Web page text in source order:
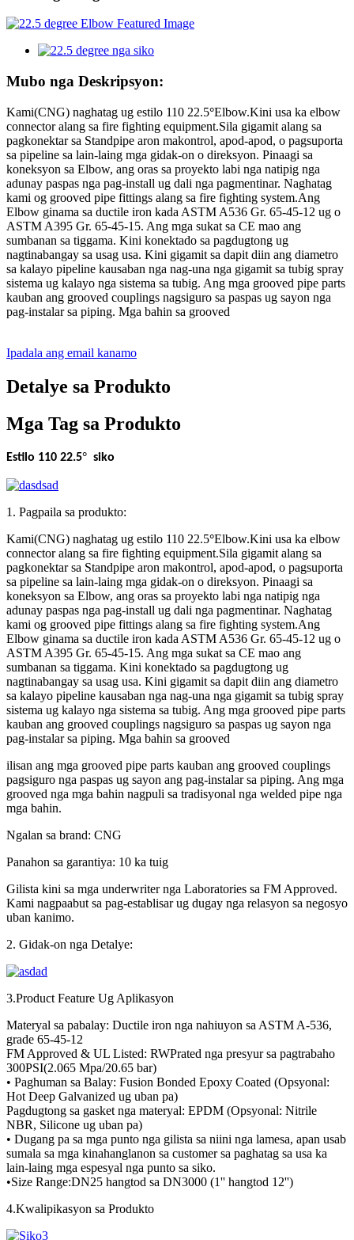
Mubo nga Deskripsyon:
Kami(CNG) naghatag ug estilo 110 22.5°Elbow.Kini usa ka elbow
connector alang sa fire fighting equipment.Sila gigamit alang sa
pagkonektar sa Standpipe aron makontrol, apod-apod, o pagsuporta
sa pipeline sa lain-laing mga gidak-on o direksyon. Pinaagi sa
koneksyon sa Elbow, ang oras sa proyekto labi nga natipig nga
adunay paspas nga pag-install ug dali nga pagmentinar. Naghatag
kami og grooved pipe fittings alang sa fire fighting system.Ang
Elbow ginama sa ductile iron kada ASTM A536 Gr. 65-45-12 ug o
ASTM A395 Gr. 65-45-15. Ang mga sukat sa CE mao ang
sumbanan sa tiggama. Kini konektado sa pagdugtong ug
nagtinabangay sa usag usa. Kini gigamit sa dapit diin ang diametro
sa kalayo pipeline kausaban nga nag-una nga gigamit sa tubig spray
sistema ug kalayo nga sistema sa tubig. Ang mga grooved pipe parts
kauban ang grooved couplings nagsiguro sa paspas ug sayon ​​nga
pag-instalar sa piping. Mga bahin sa grooved
Ipadala ang email kanamo
Detalye sa Produkto
Mga Tag sa Produkto
Estilo 110 22.5° siko
1. Pagpaila sa produkto:
Kami(CNG) naghatag ug estilo 110 22.5°Elbow.Kini usa ka elbow
connector alang sa fire fighting equipment.Sila gigamit alang sa
pagkonektar sa Standpipe aron makontrol, apod-apod, o pagsuporta
sa pipeline sa lain-laing mga gidak-on o direksyon. Pinaagi sa
koneksyon sa Elbow, ang oras sa proyekto labi nga natipig nga
adunay paspas nga pag-install ug dali nga pagmentinar. Naghatag
kami og grooved pipe fittings alang sa fire fighting system.Ang
Elbow ginama sa ductile iron kada ASTM A536 Gr. 65-45-12 ug o
ASTM A395 Gr. 65-45-15. Ang mga sukat sa CE mao ang
sumbanan sa tiggama. Kini konektado sa pagdugtong ug
nagtinabangay sa usag usa. Kini gigamit sa dapit diin ang diametro
sa kalayo pipeline kausaban nga nag-una nga gigamit sa tubig spray
sistema ug kalayo nga sistema sa tubig. Ang mga grooved pipe parts
kauban ang grooved couplings nagsiguro sa paspas ug sayon ​​nga
pag-instalar sa piping. Mga bahin sa grooved
ilisan ang mga grooved pipe parts kauban ang grooved couplings
pagsiguro nga paspas ug sayon ​​ang pag-instalar sa piping. Ang mga
grooved nga mga bahin nagpuli sa tradisyonal nga welded pipe nga
mga bahin.
Ngalan sa brand: CNG
Panahon sa garantiya: 10 ka tuig
Gilista kini sa mga underwriter nga Laboratories sa FM Approved.
Kami nagpaabut sa pag-establisar ug dugay nga relasyon sa negosyo
uban kanimo.
2. Gidak-on nga Detalye:
3.Product Feature Ug Aplikasyon
Materyal sa pabalay: Ductile iron nga nahiuyon sa ASTM A-536,
grade 65-45-12
FM Approved & UL Listed: RWPrated nga presyur sa pagtrabaho
300PSI(2.065 Mpa/20.65 bar)
• Paghuman sa Balay: Fusion Bonded Epoxy Coated (Opsyonal:
Hot Deep Galvanized ug uban pa)
Pagdugtong sa gasket nga materyal: EPDM (Opsyonal: Nitrile
NBR, Silicone ug uban pa)
• Dugang pa sa mga punto nga gilista sa niini nga lamesa, apan usab
sumala sa mga kinahanglanon sa customer sa paghatag sa usa ka
lain-laing mga espesyal nga punto sa siko.
•Size Range:DN25 hangtod sa DN3000 (1'' hangtod 12'')
4.Kwalipikasyon sa Produkto